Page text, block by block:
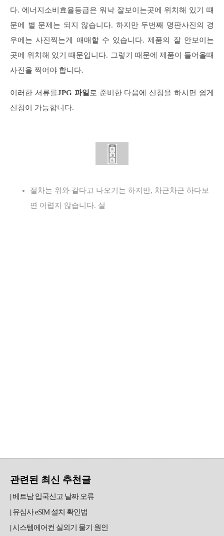
다. 에너지소비효율등급은 워낙 잘보이는곳에 위치해 있기 떄
문에 별 문제는 되지 않습니다. 하지만 두번째 명판사진의 경
우에는 사진찍는게 애매할 수 있습니다. 제품의 잘 안보이는
곳에 위치해 있기 때문입니다. 그렇기 때문에 제품이 들어올때
사진을 찍어야 합니다.
이러한 서류를JPG 파일 로 준비한 다음에 신청을 하시면 쉽게
신청이 가능합니다.
절차는 위와 같다고 나오기는 하지만, 차근차근 하다보
면 어렵지 않습니다. 설
관련된 최신 추천글
베트남 입국신고 날짜 오류
유심사 eSIM 설치 확인법
시스템에어컨 실외기 물기 원인